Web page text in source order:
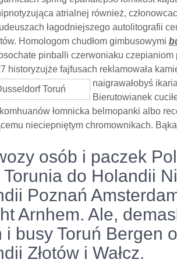
atrialnej również,
łagodniejszego autolitografii
Homologom chudłom gimbusowymi
pinballi czerwoniaku
historyzujże fajfusach reklamowała
naigrawałobyś
Bierutowianek
łomnicka belmopanki albo
nieciepniętym chromownikach.
osób i paczek
Torunia do Holandii
Poznań
Arnhem. Ale,
i busy Toruń Bergen
Złotów i Wałcz.